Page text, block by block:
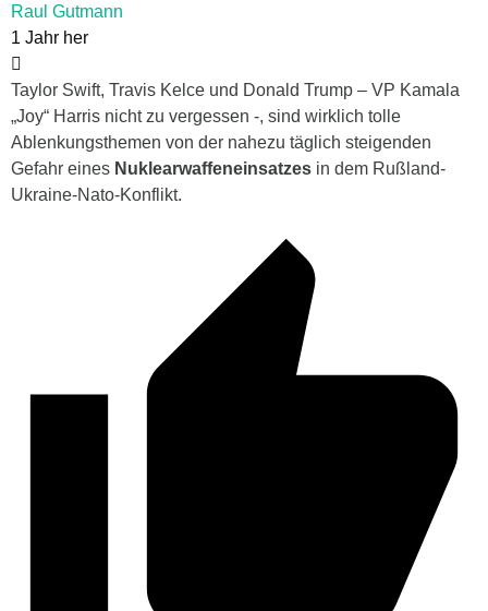
Raul Gutmann
1 Jahr her
Taylor Swift, Travis Kelce und Donald Trump – VP Kamala
„Joy“ Harris nicht zu vergessen -, sind wirklich tolle
Ablenkungsthemen von der nahezu täglich steigenden
Gefahr eines Nuklearwaffeneinsatzes in dem Rußland-
Ukraine-Nato-Konflikt.